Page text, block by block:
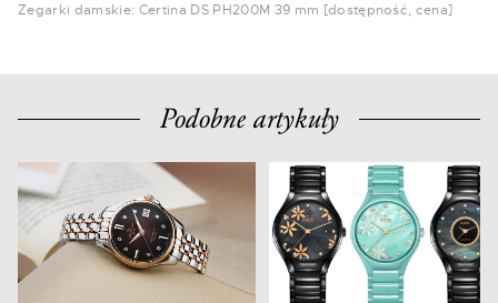
Zegarki damskie: Certina DS PH200M 39 mm [dostępność, cena]
Podobne artykuły